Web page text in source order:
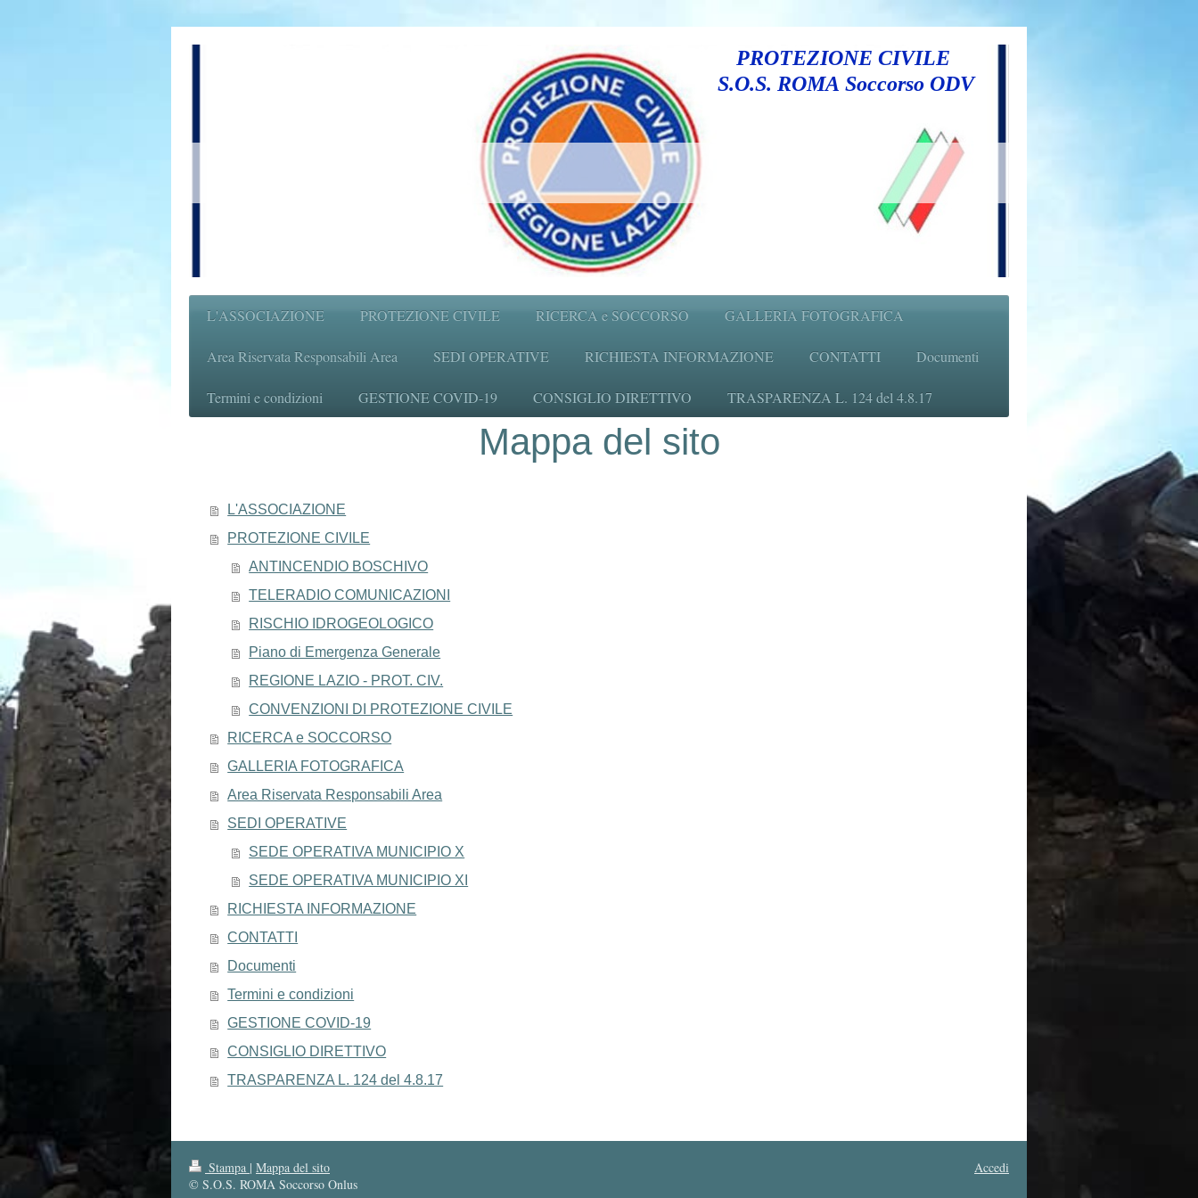
PROTEZIONE CIVILE
S.O.S. ROMA Soccorso ODV
L'ASSOCIAZIONE PROTEZIONE CIVILE RICERCA e SOCCORSO GALLERIA FOTOGRAFICA
Area Riservata Responsabili Area SEDI OPERATIVE RICHIESTA INFORMAZIONE CONTATTI Documenti
Termini e condizioni GESTIONE COVID-19 CONSIGLIO DIRETTIVO TRASPARENZA L. 124 del 4.8.17
Mappa del sito
L'ASSOCIAZIONE
PROTEZIONE CIVILE
ANTINCENDIO BOSCHIVO
TELERADIO COMUNICAZIONI
RISCHIO IDROGEOLOGICO
Piano di Emergenza Generale
REGIONE LAZIO - PROT. CIV.
CONVENZIONI DI PROTEZIONE CIVILE
RICERCA e SOCCORSO
GALLERIA FOTOGRAFICA
Area Riservata Responsabili Area
SEDI OPERATIVE
SEDE OPERATIVA MUNICIPIO X
SEDE OPERATIVA MUNICIPIO XI
RICHIESTA INFORMAZIONE
CONTATTI
Documenti
Termini e condizioni
GESTIONE COVID-19
CONSIGLIO DIRETTIVO
TRASPARENZA L. 124 del 4.8.17
Stampa | Mappa del sito
© S.O.S. ROMA Soccorso Onlus
Accedi